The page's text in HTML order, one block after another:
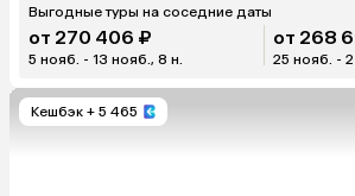
Выгодные туры на соседние даты
от 270 406 ₽
5 нояб. - 13 нояб., 8 н.
от 268
25 нояб. - 2
Кешбэк + 5 465